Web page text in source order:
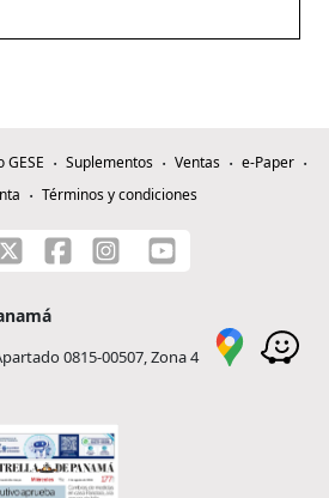
GESE Suplementos Ventas
e-Paper
Términos y condiciones
0815-00507, Zona 4